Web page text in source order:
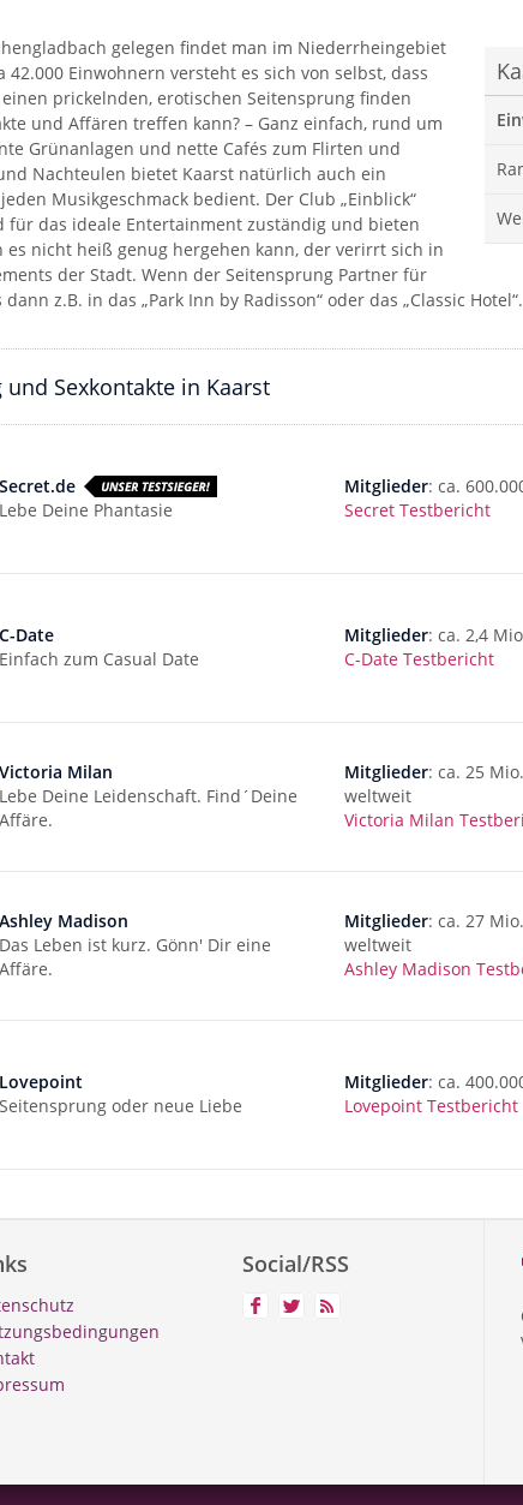
gelegen findet man im Niederrheingebiet
42.000 Einwohnern versteht es sich von selbst, dass
prickelnden, erotischen Seitensprung finden
und Affären treffen kann? – Ganz einfach, rund um
Grünanlagen und nette Cafés zum Flirten und
Nachteulen bietet Kaarst natürlich auch ein
Musikgeschmack bedient. Der Club „Einblick“
für das ideale Entertainment zuständig und bieten
es nicht heiß genug hergehen kann, der verirrt sich in
der Stadt. Wenn der Seitensprung Partner für
z.B. in das „Park Inn by Radisson“ oder das „Classic Hotel“.
Sexkontakte in Kaarst
Secret.de
Lebe Deine Phantasie
Mitglieder: ca.
Secret Testbericht
C-Date
Einfach zum Casual Date
Mitglieder: ca. 2,4 Mio
C-Date Testbericht
Victoria Milan
Lebe Deine Leidenschaft. Find´Deine
Affäre.
Mitglieder: ca. 25 Mio.
weltweit
Victoria Milan
Ashley Madison
Das Leben ist kurz. Gönn' Dir eine
Affäre.
Mitglieder: ca. 27 Mio.
weltweit
Ashley Madison
Lovepoint
Seitensprung oder neue Liebe
Mitglieder: ca.
Lovepoint Testbericht
Social/RSS